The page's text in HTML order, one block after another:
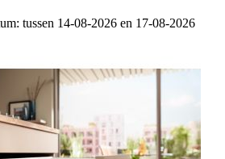
tussen 14-08-2026 en 17-08-2026